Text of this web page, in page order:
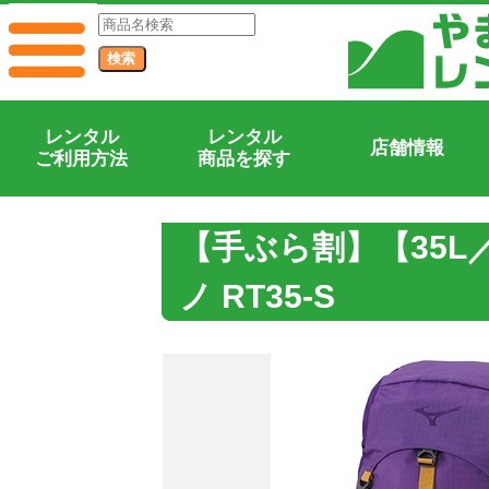
レンタル
ご利用方法
レンタル
商品を探す
店舗情報
【手ぶら割】【35L
ノ RT35-S